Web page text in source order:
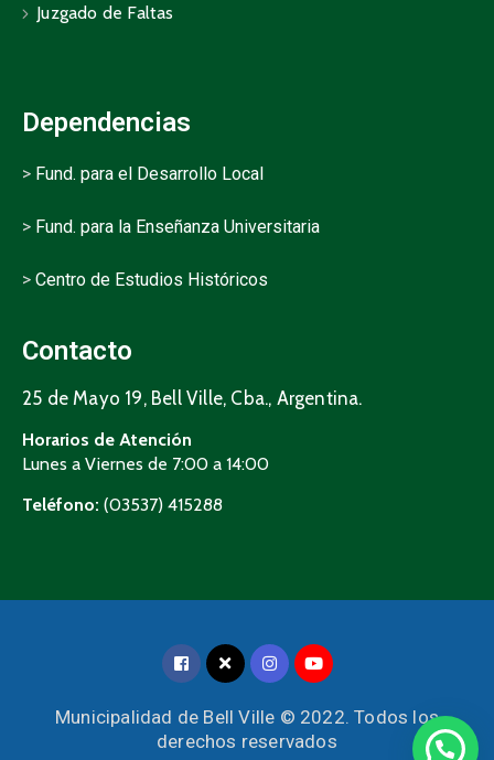
Juzgado de Faltas
Dependencias
> Fund. para el Desarrollo Local
> Fund. para la Enseñanza Universitaria
> Centro de Estudios Históricos
Contacto
25 de Mayo 19, Bell Ville, Cba., Argentina.
Horarios de Atención
Lunes a Viernes de 7:00 a 14:00
Teléfono: (03537) 415288
Municipalidad de Bell Ville © 2022. Todos los
derechos reservados
UNICAMENTE Consultas Tributarias